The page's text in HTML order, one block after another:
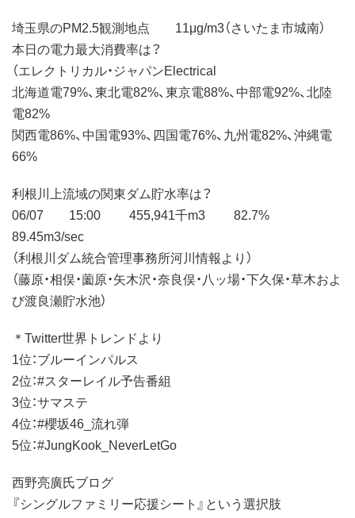
埼玉県のPM2.5観測地点 11μg/m3（さいたま市城南）
本日の電力最大消費率は？
（エレクトリカル・ジャパンElectrical
北海道電79%、東北電82%、東京電88%、中部電92%、北陸
電82%
関西電86%、中国電93%、四国電76%、九州電82%、沖縄電
66%
利根川上流域の関東ダム貯水率は？
06/07 15:00 455,941千m3 82.7%
89.45m3/sec
（利根川ダム統合管理事務所河川情報より）
（藤原・相俣・薗原・矢木沢・奈良俣・八ッ場・下久保・草木およ
び渡良瀬貯水池）
＊Twitter世界トレンドより
1位：ブルーインパルス
2位：#スターレイル予告番組
3位：サマステ
4位：#櫻坂46_流れ弾
5位：#JungKook_NeverLetGo
西野亮廣氏ブログ
『シングルファミリー応援シート』という選択肢